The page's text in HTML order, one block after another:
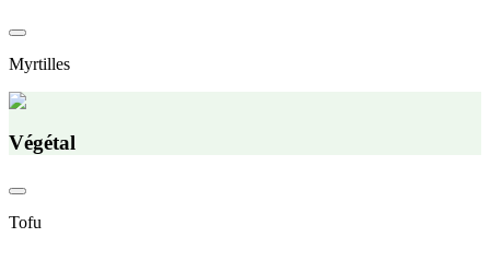
Myrtilles
Végétal
Tofu